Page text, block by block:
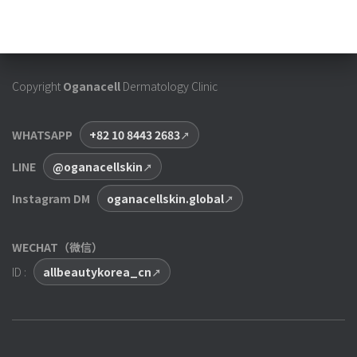
Copyright Oganacell Dermatology Clinic
WHATSAPP
+82 10 8443 2683
LINE
@oganacellskin
Instagram DM
oganacellskin.global
WECHAT（微信）
ID :
allbeautykorea_cn